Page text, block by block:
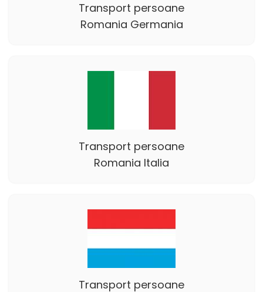
Transport persoane
Romania Germania
Transport persoane
Romania Italia
Transport persoane